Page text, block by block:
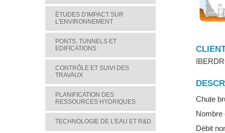
ÉTUDES D'IMPACT SUR
L'ENVIRONNEMENT
PONTS, TUNNELS ET
EDIFICATIONS
CONTRÔLE ET SUIVI DES
TRAVAUX
PLANIFICATION DES
RESSOURCES HYDRIQUES
TECHNOLOGIE DE L’EAU ET R&D
Chute
Nombre
Débit